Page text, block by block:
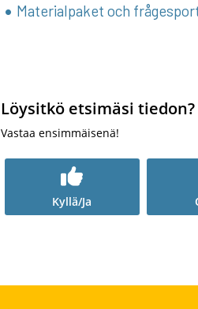
Materialpaket och
Löysitkö etsimäsi
Vastaa ensimmäisenä!
Kyllä/Ja